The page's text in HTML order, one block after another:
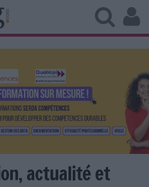
actualité et